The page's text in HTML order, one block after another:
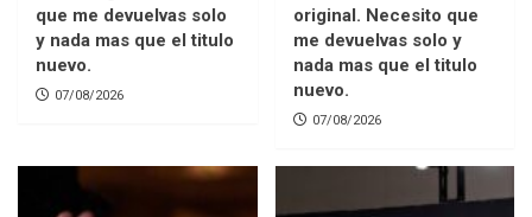
que me devuelvas solo
y nada mas que el titulo
nuevo.
07/08/2026
original. Necesito que
me devuelvas solo y
nada mas que el titulo
nuevo.
07/08/2026